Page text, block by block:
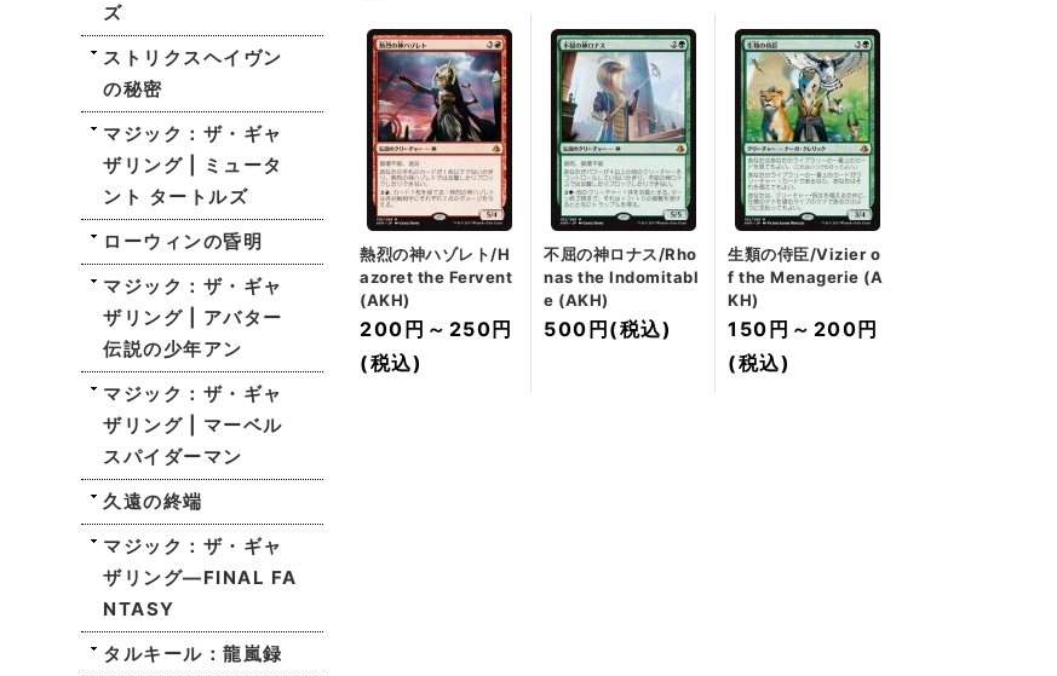
ズ
ストリクスヘイヴン
の秘密
マジック：ザ・ギャ
ザリング | ミュータ
ント タートルズ
ローウィンの昏明
マジック：ザ・ギャ
ザリング | アバター
伝説の少年アン
マジック：ザ・ギャ
ザリング | マーベル
スパイダーマン
久遠の終端
マジック：ザ・ギャ
ザリング—FINAL FA
NTASY
タルキール：龍嵐録
熱烈の神ハゾレト/H
azoret the Fervent
(AKH)
200円 ～ 250円
(税込)
不屈の神ロナス/Rho
nas the Indomitabl
e (AKH)
500円 (税込)
生類の侍臣/Vizier o
f the Menagerie (A
KH)
150円 ～ 200円
(税込)